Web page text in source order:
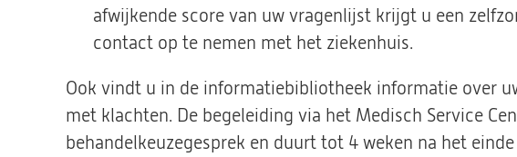
afwijkende score van uw vragenlijst krijgt u een
contact op te nemen met het ziekenhuis.
Ook vindt u in de informatiebibliotheek informatie over
met klachten. De begeleiding via het Medisch Service
behandelkeuzegesprek en duurt tot 4 weken na het